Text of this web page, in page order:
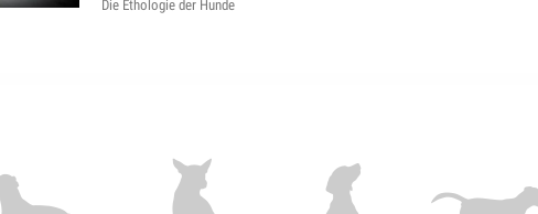
Die Ethologie der Hunde